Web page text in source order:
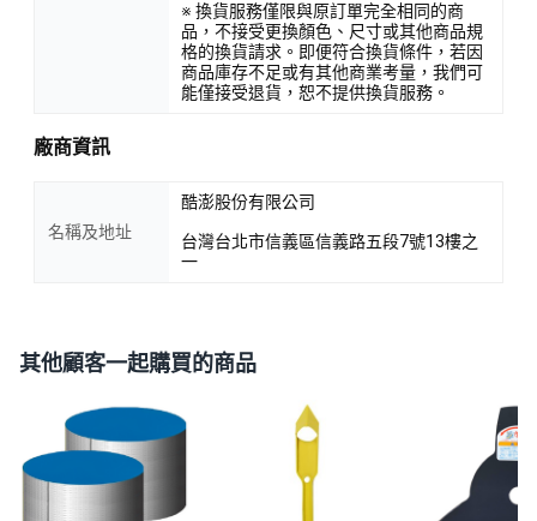
※ 換貨服務僅限與原訂單完全相同的商
品，不接受更換顏色、尺寸或其他商品規
格的換貨請求。即便符合換貨條件，若因
商品庫存不足或有其他商業考量，我們可
能僅接受退貨，恕不提供換貨服務。
廠商資訊
名稱及地址
酷澎股份有限公司
台灣台北市信義區信義路五段7號13樓之
一
其他顧客一起購買的商品